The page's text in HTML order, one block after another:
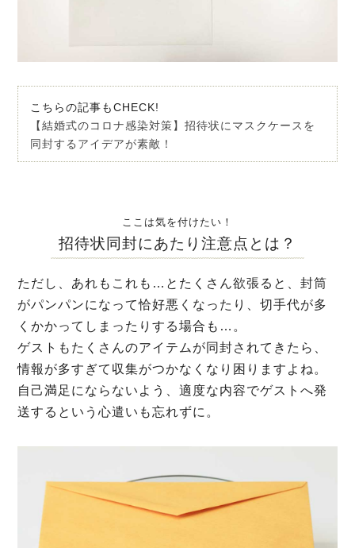
こちらの記事もCHECK!
【結婚式のコロナ感染対策】招待状にマスクケースを
同封するアイデアが素敵！
ここは気を付けたい！
招待状同封にあたり注意点とは？
ただし、あれもこれも…とたくさん欲張ると、封筒
がパンパンになって恰好悪くなったり、切手代が多
くかかってしまったりする場合も…。
ゲストもたくさんのアイテムが同封されてきたら、
情報が多すぎて収集がつかなくなり困りますよね。
自己満足にならないよう、適度な内容でゲストへ発
送するという心遣いも忘れずに。